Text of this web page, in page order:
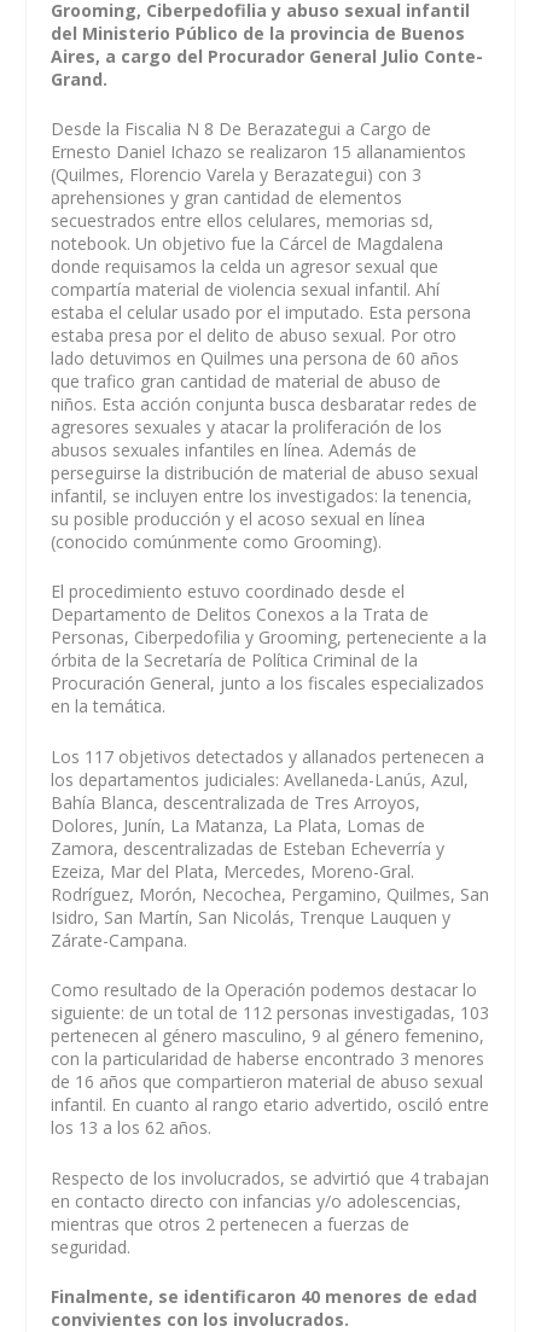
Grooming, Ciberpedofilia y abuso sexual infantil
del Ministerio Público de la provincia de Buenos
Aires, a cargo del Procurador General Julio Conte-
Grand.
Desde la Fiscalia N 8 De Berazategui a Cargo de
Ernesto Daniel Ichazo se realizaron 15 allanamientos
(Quilmes, Florencio Varela y Berazategui) con 3
aprehensiones y gran cantidad de elementos
secuestrados entre ellos celulares, memorias sd,
notebook. Un objetivo fue la Cárcel de Magdalena
donde requisamos la celda un agresor sexual que
compartía material de violencia sexual infantil. Ahí
estaba el celular usado por el imputado. Esta persona
estaba presa por el delito de abuso sexual. Por otro
lado detuvimos en Quilmes una persona de 60 años
que trafico gran cantidad de material de abuso de
niños. Esta acción conjunta busca desbaratar redes de
agresores sexuales y atacar la proliferación de los
abusos sexuales infantiles en línea. Además de
perseguirse la distribución de material de abuso sexual
infantil, se incluyen entre los investigados: la tenencia,
su posible producción y el acoso sexual en línea
(conocido comúnmente como Grooming).
El procedimiento estuvo coordinado desde el
Departamento de Delitos Conexos a la Trata de
Personas, Ciberpedofilia y Grooming, perteneciente a la
órbita de la Secretaría de Política Criminal de la
Procuración General, junto a los fiscales especializados
en la temática.
Los 117 objetivos detectados y allanados pertenecen a
los departamentos judiciales: Avellaneda-Lanús, Azul,
Bahía Blanca, descentralizada de Tres Arroyos,
Dolores, Junín, La Matanza, La Plata, Lomas de
Zamora, descentralizadas de Esteban Echeverría y
Ezeiza, Mar del Plata, Mercedes, Moreno-Gral.
Rodríguez, Morón, Necochea, Pergamino, Quilmes, San
Isidro, San Martín, San Nicolás, Trenque Lauquen y
Zárate-Campana.
Como resultado de la Operación podemos destacar lo
siguiente: de un total de 112 personas investigadas, 103
pertenecen al género masculino, 9 al género femenino,
con la particularidad de haberse encontrado 3 menores
de 16 años que compartieron material de abuso sexual
infantil. En cuanto al rango etario advertido, osciló entre
los 13 a los 62 años.
Respecto de los involucrados, se advirtió que 4 trabajan
en contacto directo con infancias y/o adolescencias,
mientras que otros 2 pertenecen a fuerzas de
seguridad.
Finalmente, se identificaron 40 menores de edad
convivientes con los involucrados.